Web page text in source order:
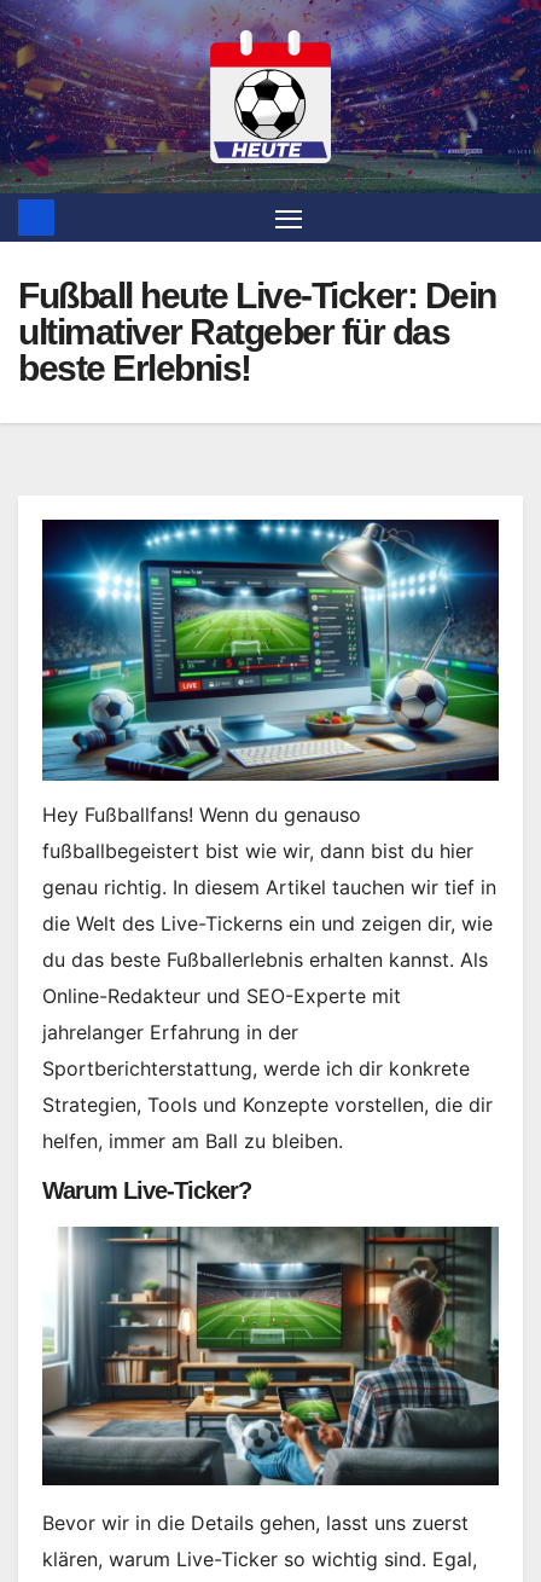
Zum
Inhalt
springen
Fußball heute Live-Ticker: Dein
ultimativer Ratgeber für das
beste Erlebnis!
Hey Fußballfans! Wenn du genauso
fußballbegeistert bist wie wir, dann bist du hier
genau richtig. In diesem Artikel tauchen wir tief in
die Welt des Live-Tickerns ein und zeigen dir, wie
du das beste Fußballerlebnis erhalten kannst. Als
Online-Redakteur und SEO-Experte mit
jahrelanger Erfahrung in der
Sportberichterstattung, werde ich dir konkrete
Strategien, Tools und Konzepte vorstellen, die dir
helfen, immer am Ball zu bleiben.
Warum Live-Ticker?
Bevor wir in die Details gehen, lasst uns zuerst
klären, warum Live-Ticker so wichtig sind. Egal,